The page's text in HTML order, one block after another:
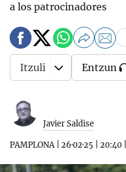
a los patrocinadores
Javier Saldise
PAMPLONA| 26·02·25 20:40
Itzuli Entzun